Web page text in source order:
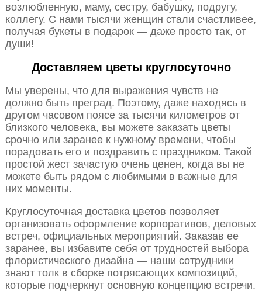
возлюбленную, маму, сестру, бабушку, подругу,
коллегу. С нами тысячи женщин стали счастливее,
получая букеты в подарок — даже просто так, от
души!
Доставляем цветы круглосуточно
Мы уверены, что для выражения чувств не
должно быть преград. Поэтому, даже находясь в
другом часовом поясе за тысячи километров от
близкого человека, вы можете заказать цветы
срочно или заранее к нужному времени, чтобы
порадовать его и поздравить с праздником. Такой
простой жест зачастую очень ценен, когда вы не
можете быть рядом с любимыми в важные для
них моменты.
Круглосуточная доставка цветов позволяет
организовать оформление корпоративов, деловых
встреч, официальных мероприятий. Заказав ее
заранее, вы избавите себя от трудностей выбора
флористического дизайна — наши сотрудники
знают толк в сборке потрясающих композиций,
которые подчеркнут основную концепцию встречи.